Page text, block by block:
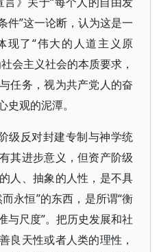
件”这一论断，认为这是一
现了“伟大的人道主义原
会主义社会的本质要求，
任务，视为共产党人的奋
观的泥潭。
级反对封建专制与神学统
其进步意义，但资产阶级
人、抽象的人性，是不具
永恒”的东西，是所谓“衡
与尺度”。把历史发展和社
良天性或者人类的理性，